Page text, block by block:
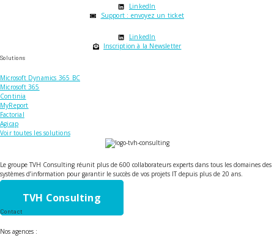
LinkedIn
Support : envoyez un ticket
LinkedIn
Inscription à la Newsletter
Solutions
Microsoft Dynamics 365 BC
Microsoft 365
Continia
MyReport
Factorial
Agicap
Voir toutes les solutions
Le groupe TVH Consulting réunit plus de 600 collaborateurs experts dans tous les domaines des
systèmes d’information pour garantir le succès de vos projets IT depuis plus de 20 ans.
TVH Consulting
Contact
Nos agences :